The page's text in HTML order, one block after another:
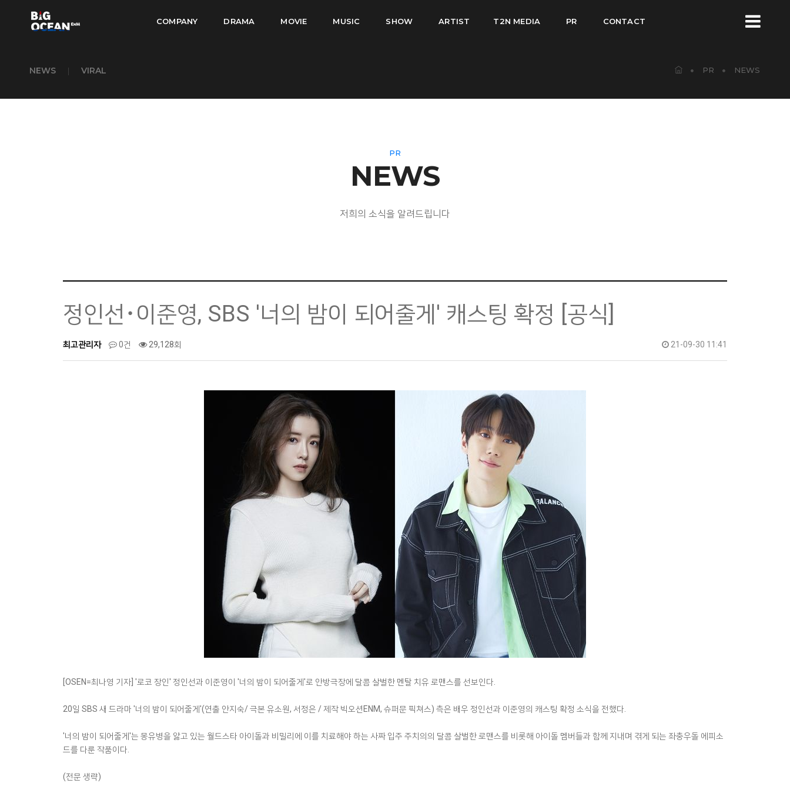
COMPANY DRAMA MOVIE MUSIC SHOW ARTIST T2N MEDIA PR CONTACT
NEWS | VIRAL PR NEWS
PR
NEWS
저희의 소식을 알려드립니다
정인선･이준영, SBS '너의 밤이 되어줄게' 캐스팅 확정 [공식]
최고관리자 0건 29,128회 21-09-30 11:41
[OSEN=최나영 기자] '로코 장인' 정인선과 이준영이 '너의 밤이 되어줄게'로 안방극장에 달콤 살벌한 멘탈 치유 로맨스를 선보인다.
20일 SBS 새 드라마 '너의 밤이 되어줄게'(연출 안지숙/ 극본 유소원, 서정은 / 제작 빅오션ENM, 슈퍼문 픽쳐스) 측은 배우 정인선과 이준영의 캐스팅 확정 소식을 전했다.
'너의 밤이 되어줄게'는 몽유병을 앓고 있는 월드스타 아이돌과 비밀리에 이를 치료해야 하는 사짜 입주 주치의의 달콤 살벌한 로맨스를 비롯해 아이돌 멤버들과 함께 지내며 겪게 되는 좌충우돌 에피소
드를 다룬 작품이다.
(전문 생략)